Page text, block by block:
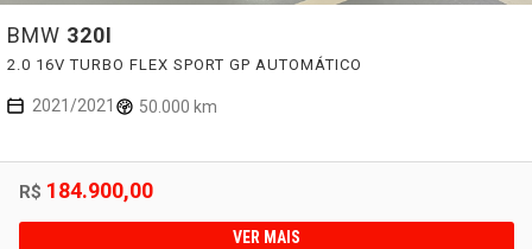
BMW 320I
2.0 16V TURBO FLEX SPORT GP AUTOMÁTICO
2021/2021 50.000 km
R$ 184.900,00
VER MAIS